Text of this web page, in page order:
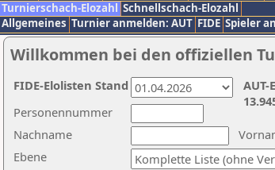
Turnierschach-Elozahl Schnellschach-Elozahl
Allgemeines Turnier anmelden: AUT FIDE Spieler
Willkommen bei den offiziellen
Nachname
Ebene
Personennummer
FIDE-Elolisten Stand